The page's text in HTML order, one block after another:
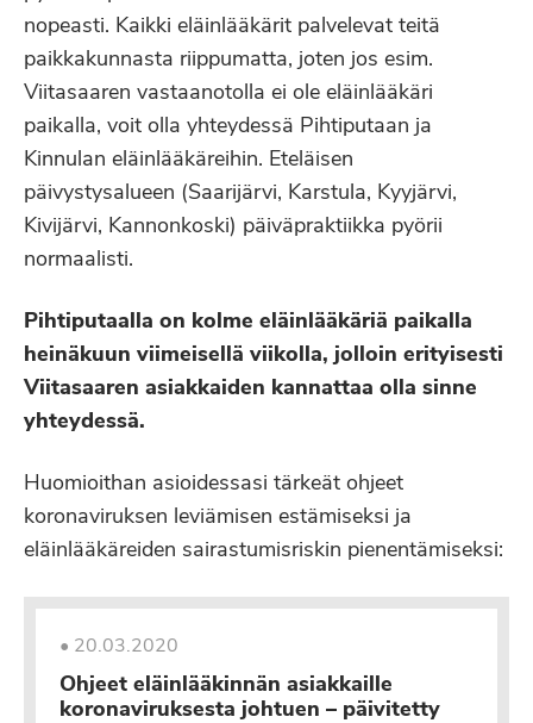
nopeasti. Kaikki eläinlääkärit palvelevat teitä
paikkakunnasta riippumatta, joten jos esim.
Viitasaaren vastaanotolla ei ole eläinlääkäri
paikalla, voit olla yhteydessä Pihtiputaan ja
Kinnulan eläinlääkäreihin. Eteläisen
päivystysalueen (Saarijärvi, Karstula, Kyyjärvi,
Kivijärvi, Kannonkoski) päiväpraktiikka pyörii
normaalisti.
Pihtiputaalla on kolme eläinlääkäriä paikalla
heinäkuun viimeisellä viikolla, jolloin erityisesti
Viitasaaren asiakkaiden kannattaa olla sinne
yhteydessä.
Huomioithan asioidessasi tärkeät ohjeet
koronaviruksen leviämisen estämiseksi ja
eläinlääkäreiden sairastumisriskin pienentämiseksi:
• 20.03.2020
Ohjeet eläinlääkinnän asiakkaille
koronaviruksesta johtuen – päivitetty